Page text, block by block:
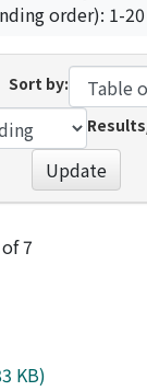
order): 1-
Sort by:
Update
7
KB)